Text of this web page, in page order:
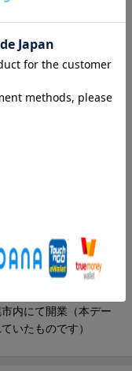
う／ひどい症状の患
専門医は受け入れな
してきた（めまい、
／めまいや耳鳴り、
を参考にして治す
ヘルペスに効いた典
薬との併用について
より）
れ。北海道江別高
科大学生理系（薬理
内にて開業（本デー
いたものです）